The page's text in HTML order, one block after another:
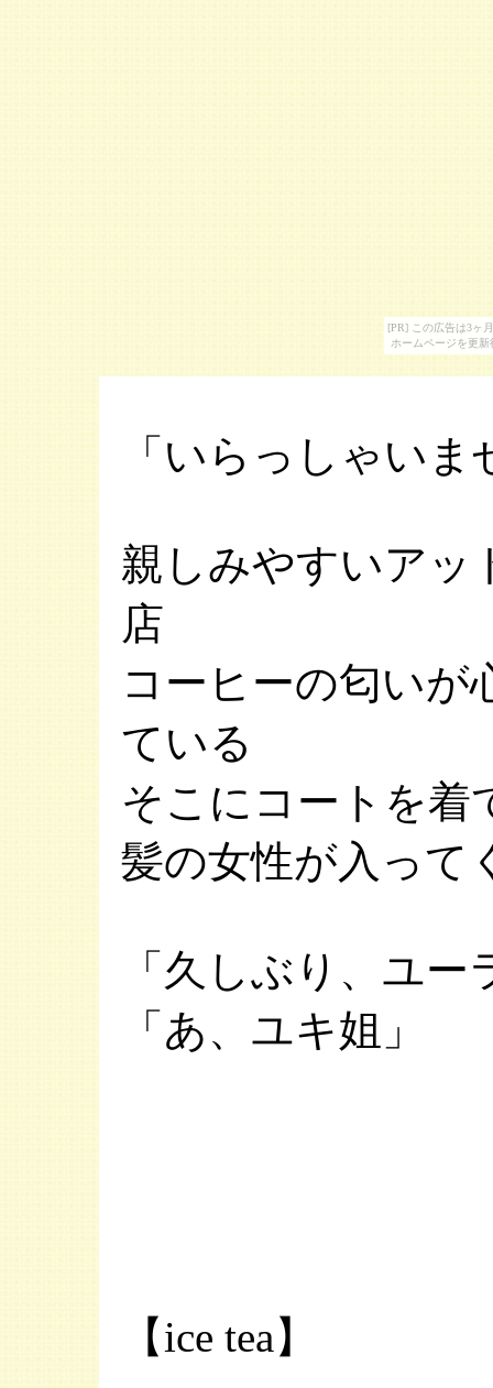
[PR] この広告は3ヶ
ホームページを更
「いらっしゃいま
親しみやすいアッ
店
コーヒーの匂いが
ている
そこにコートを着
髪の女性が入って
「久しぶり、ユー
「あ、ユキ姐」
【ice tea】